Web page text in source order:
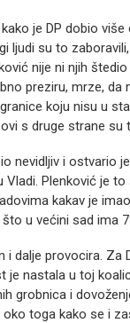
je DP dobio
ljudi su to
nije ni njih
preziru, mrze, da
koju nisu u
s druge strane su
nevidljiv i ostvario
Vladi. Plenković je
kakav je
u većini sad ima
i dalje provocira.
je nastala u toj
grobnica i
toga kako se i